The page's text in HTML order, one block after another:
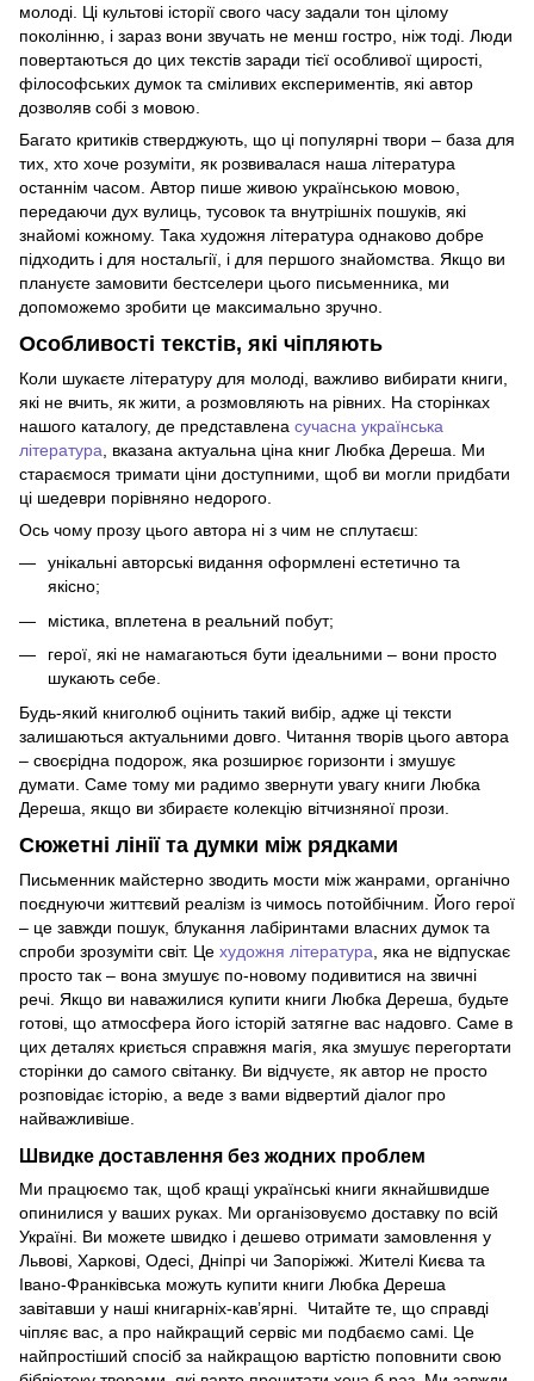
молоді. Ці культові історії свого часу задали тон цілому
поколінню, і зараз вони звучать не менш гостро, ніж тоді. Люди
повертаються до цих текстів заради тієї особливої щирості,
філософських думок та сміливих експериментів, які автор
дозволяв собі з мовою.
Багато критиків стверджують, що ці популярні твори – база для
тих, хто хоче розуміти, як розвивалася наша література
останнім часом. Автор пише живою українською мовою,
передаючи дух вулиць, тусовок та внутрішніх пошуків, які
знайомі кожному. Така художня література однаково добре
підходить і для ностальгії, і для першого знайомства. Якщо ви
плануєте замовити бестселери цього письменника, ми
допоможемо зробити це максимально зручно.
Особливості текстів, які чіпляють
Коли шукаєте літературу для молоді, важливо вибирати книги,
які не вчить, як жити, а розмовляють на рівних. На сторінках
нашого каталогу, де представлена сучасна українська
література, вказана актуальна ціна книг Любка Дереша. Ми
стараємося тримати ціни доступними, щоб ви могли придбати
ці шедеври порівняно недорого.
Ось чому прозу цього автора ні з чим не сплутаєш:
унікальні авторські видання оформлені естетично та
якісно;
містика, вплетена в реальний побут;
герої, які не намагаються бути ідеальними – вони просто
шукають себе.
Будь-який книголюб оцінить такий вибір, адже ці тексти
залишаються актуальними довго. Читання творів цього автора
– своєрідна подорож, яка розширює горизонти і змушує
думати. Саме тому ми радимо звернути увагу книги Любка
Дереша, якщо ви збираєте колекцію вітчизняної прози.
Сюжетні лінії та думки між рядками
Письменник майстерно зводить мости між жанрами, органічно
поєднуючи життєвий реалізм із чимось потойбічним. Його герої
– це завжди пошук, блукання лабіринтами власних думок та
спроби зрозуміти світ. Це художня література , яка не відпускає
просто так – вона змушує по-новому подивитися на звичні
речі. Якщо ви наважилися купити книги Любка Дереша, будьте
готові, що атмосфера його історій затягне вас надовго. Саме в
цих деталях криється справжня магія, яка змушує перегортати
сторінки до самого світанку. Ви відчуєте, як автор не просто
розповідає історію, а веде з вами відвертий діалог про
найважливіше.
Швидке доставлення без жодних проблем
Ми працюємо так, щоб кращі українські книги якнайшвидше
опинилися у ваших руках. Ми організовуємо доставку по всій
Україні. Ви можете швидко і дешево отримати замовлення у
Львові, Харкові, Одесі, Дніпрі чи Запоріжжі. Жителі Києва та
Івано-Франківська можуть купити книги Любка Дереша
завітавши у наші книгарніх-кав’ярні. Читайте те, що справді
чіпляє вас, а про найкращий сервіс ми подбаємо самі. Це
найпростіший спосіб за найкращою вартістю поповнити свою